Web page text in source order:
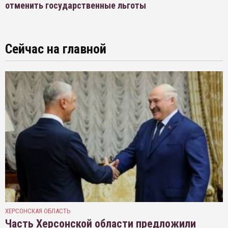
отменить государственные льготы
Сейчас на главной
ХЕРСОНСКАЯ ОБЛАСТЬ
Часть Херсонской области предложили